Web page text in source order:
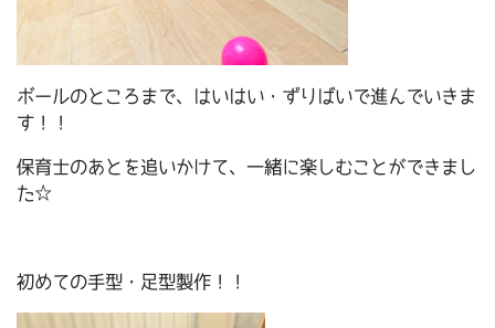
ボールのところまで、はいはい・ずりばいで進んでいきま
す！！
保育士のあとを追いかけて、一緒に楽しむことができまし
た☆
初めての手型・足型製作！！